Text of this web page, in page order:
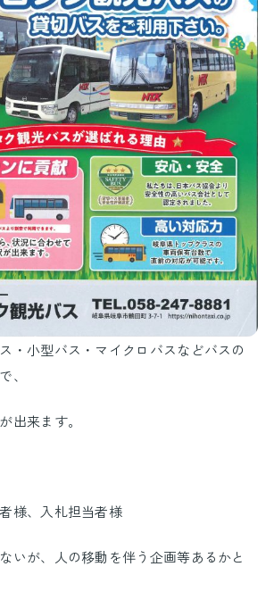
・小型バス・マイクロバスなどバスの
、
出来ます。
様、入札担当者様
いが、人の移動を伴う企画等あるかと